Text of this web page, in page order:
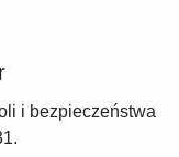
i bezpieczeństwa